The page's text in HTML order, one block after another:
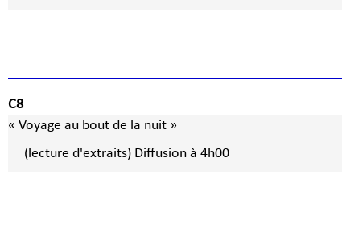
C8
« Voyage au bout de la nuit »
(lecture d'extraits) Diffusion à 4h00